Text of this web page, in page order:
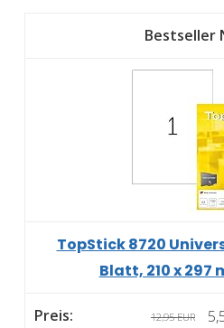
TopStick 8720
Blatt, 210 x 297
12,95 EUR